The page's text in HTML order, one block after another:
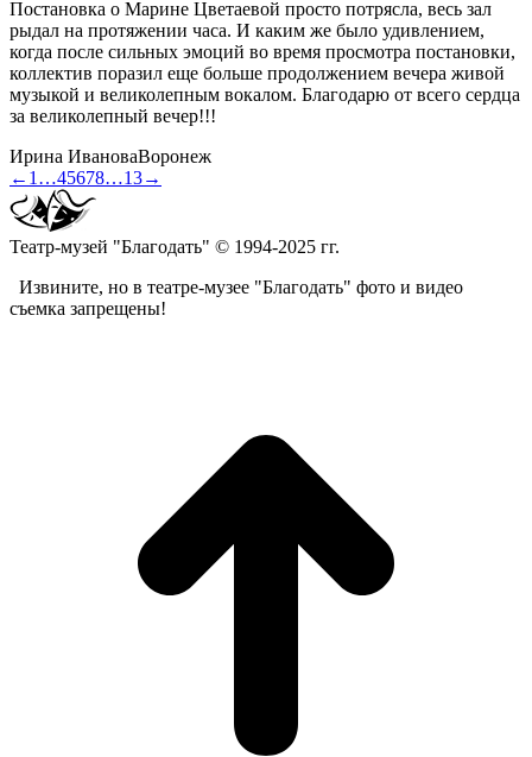
Постановка о Марине Цветаевой просто потрясла, весь зал
рыдал на протяжении часа. И каким же было удивлением,
когда после сильных эмоций во время просмотра постановки,
коллектив поразил еще больше продолжением вечера живой
музыкой и великолепным вокалом. Благодарю от всего сердца
за великолепный вечер!!!
Ирина ИвановаВоронеж
← 1 …45678…13→
Театр-музей "Благодать" © 1994-2025 гг.
Извините, но в театре-музее "Благодать" фото и видео
съемка запрещены!